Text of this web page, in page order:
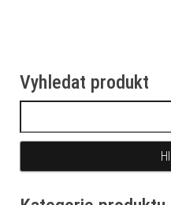
Vyhledat produkt